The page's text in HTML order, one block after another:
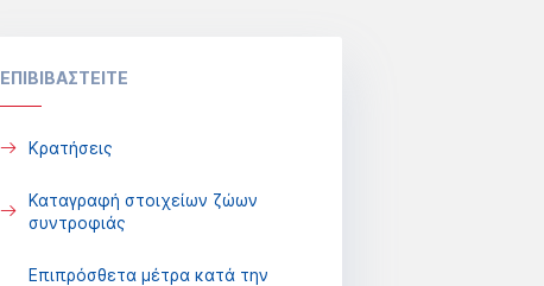
ΕΠΙΒΙΒΑΣΤΕΙΤΕ
Κρατήσεις
Καταγραφή στοιχείων ζώων
συντροφιάς
Επιπρόσθετα μέτρα κατά την